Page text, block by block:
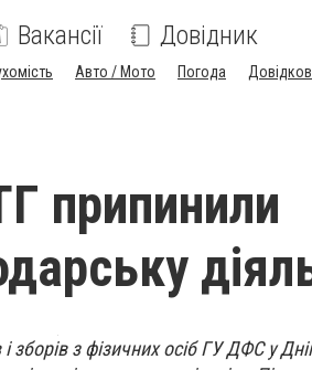
Вакансії Довідник
Авто / Мото Погода
припинили
зборів з фізичних осіб ГУ ДФС у